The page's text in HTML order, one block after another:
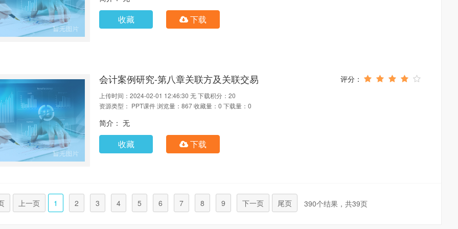
收藏 下载
会计案例研究-第八章关联方及关联交易
上传时间：2024-02-01 12:46:30 无下载积分：20
资源类型： PPT课件浏览量：867收藏量：0 下载量：0
简介： 无
收藏 下载
上一页 1 2 3 4 5 6 7 8 9 下一页 尾页 390个结果，共39页